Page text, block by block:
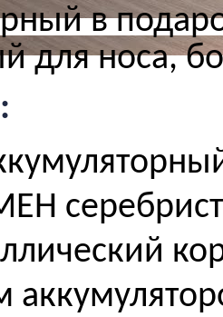
в
для носа,